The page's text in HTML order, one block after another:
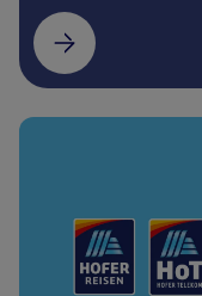
(öffnet in einem